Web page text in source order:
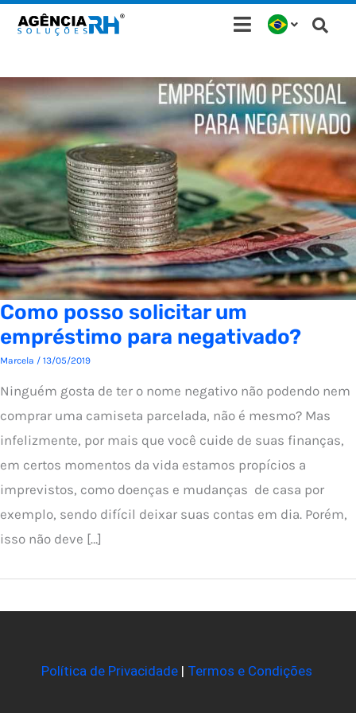
para
conteúdo
Como posso solicitar um
empréstimo para negativado?
Marcela / 13/05/2019
Ninguém gosta de ter o nome negativo não podendo nem
comprar uma camiseta parcelada, não é mesmo? Mas
infelizmente, por mais que você cuide de suas finanças,
em certos momentos da vida estamos propícios a
imprevistos, como doenças e mudanças de casa por
exemplo, sendo difícil deixar suas contas em dia. Porém,
isso não deve […]
Política de Privacidade| Termos e Condições